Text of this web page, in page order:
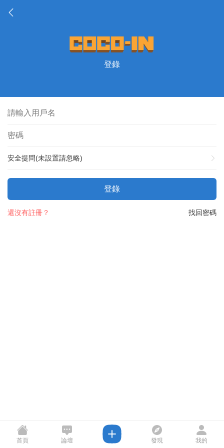
登錄
安全提問(未設置請忽略)
登錄
找回密碼
還沒有註冊？
首頁 論壇 發現 我的